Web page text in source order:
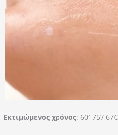
Εκτιμώμενος χρόνος: 60′-75’/ 67€